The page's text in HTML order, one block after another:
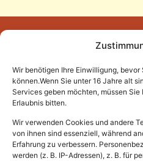
Wir benötigen Ihre Einwilligung,
können.Wenn Sie unter 16 Jahre alt
Services geben möchten, müssen
Erlaubnis bitten.
Wir verwenden Cookies und andere
von ihnen sind essenziell, während
Erfahrung zu verbessern.
werden (z. B. IP-Adressen), z. B. für
Tel.:
Im
53426